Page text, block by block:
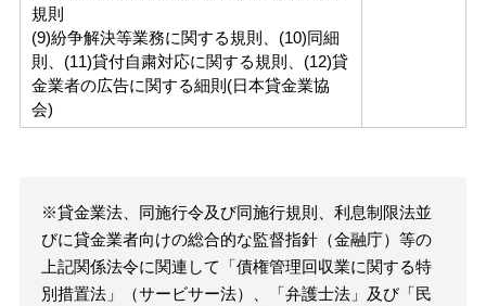
規則
(9)紛争解決等業務に関する規則、(10)同細
則、(11)貸付自粛対応に関する規則、(12)貸
金業者の広告に関する細則(日本貸金業協
会)
※貸金業法、同施行令及び同施行規則、利息制限法並
びに貸金業者向けの総合的な監督指針（金融庁）等の
上記関係法令に関連して「債権管理回収業に関する特
別措置法」（サービサー法）、「弁護士法」及び「民